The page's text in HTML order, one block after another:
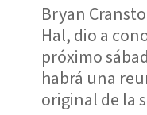
Bryan
Hal, dio a
próximo
habrá una
original de la